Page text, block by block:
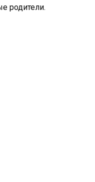
родители.